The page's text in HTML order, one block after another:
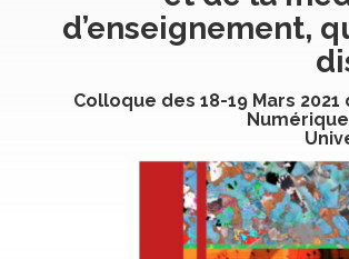
d’enseignement,
Colloque des 18-19 Mars